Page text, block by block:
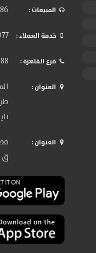
: المبيعات
: خدمة العملاء
: فرع القاهرة
: العنوان
: العنوان
ق 15